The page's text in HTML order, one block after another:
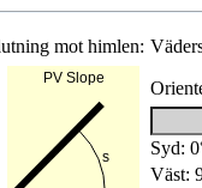
mot himlen:
Syd:
Väst: